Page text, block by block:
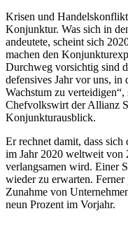
Krisen und
Konjunktur. Was sich in
andeutete, scheint sich
machen den
Durchweg vorsichtig sind
defensives Jahr vor uns, in
Wachstum zu verteidigen“,
Chefvolkswirt der Allianz
Konjunkturausblick.
Er rechnet damit, dass
im Jahr 2020 weltweit von
verlangsamen wird. Einer
wieder zu erwarten.
Zunahme von
neun Prozent im Vorjahr.